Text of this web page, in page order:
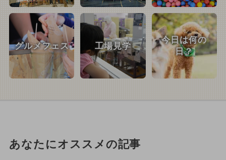
グルメフェス 工場見学
今日は何の
日？
あなたにオススメの記事